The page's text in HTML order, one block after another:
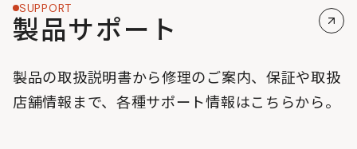
SUPPORT
製品サポート
製品の取扱説明書から修理のご案内、保証や取扱
店舗情報まで、各種サポート情報はこちらから。